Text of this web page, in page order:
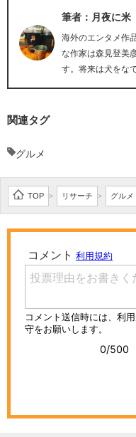
筆者：月夜に米
海外のエンタメ作
な作家は森見登美
す。将来は犬をな
関連タグ
グルメ
TOP > リサーチ > グルメ